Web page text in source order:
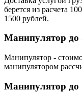
берется из расчета
1500 рублей.
Манипулятор до
Манипулятор -
манипулятором
Манипулятор до